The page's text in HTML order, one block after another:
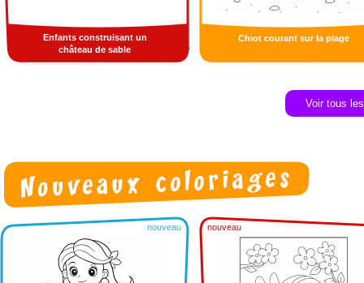
Enfants construisant un
château de sable
Chiot courant sur la plage
Voir tous
nouveau nouveau